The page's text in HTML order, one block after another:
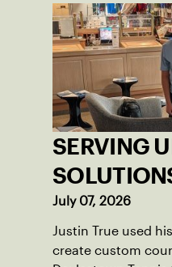
impact across the
where people of all
and abilities come
tennis.
SERVING
July 07, 2026
Justin True used
create custom